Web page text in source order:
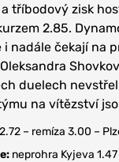
tříbodový zisk
2.85.
nadále čekají na
duelech
na vítězství
– remíza 3.00 –
neprohra Kyjeva